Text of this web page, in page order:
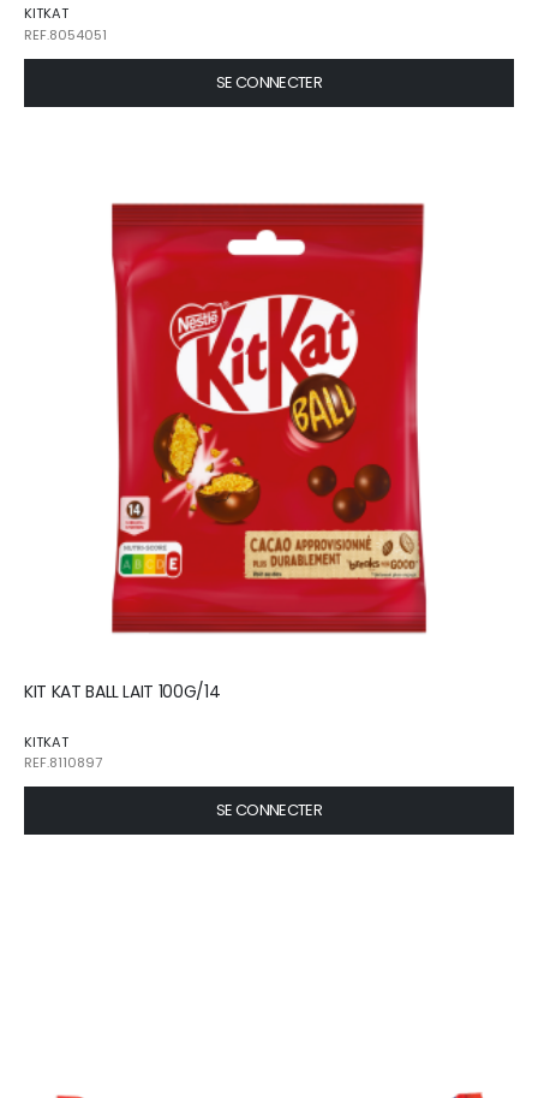
KITKAT
REF.8054051
SE CONNECTER
KIT KAT BALL LAIT 100G/14
KITKAT
REF.8110897
SE CONNECTER